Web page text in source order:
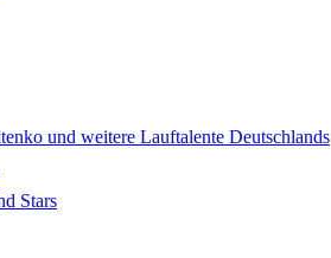
und weitere Lauftalente Deutschlands
Stars